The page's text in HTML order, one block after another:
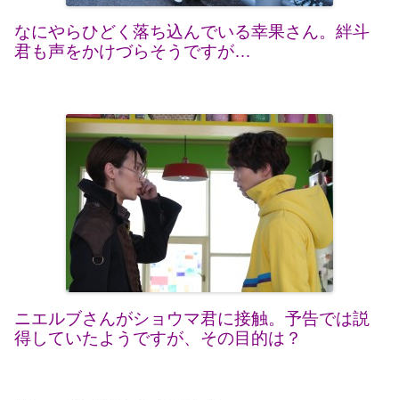
なにやらひどく落ち込んでいる幸果さん。絆斗
君も声をかけづらそうですが…
ニエルブさんがショウマ君に接触。予告では説
得していたようですが、その目的は？